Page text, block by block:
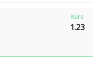
Kurs
1.23